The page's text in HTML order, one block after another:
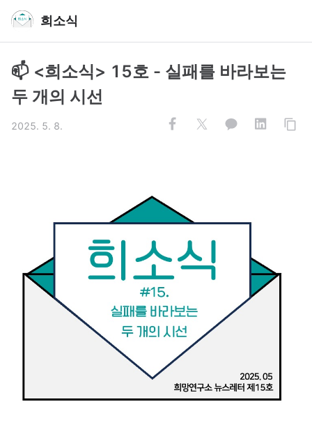
희소식
📫 <희소식> 15호 - 실패를 바라보는
두 개의 시선
2025. 5. 8.